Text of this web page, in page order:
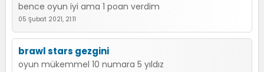
bence oyun iyi ama 1 poan verdim
05 Şubat 2021, 21:11
brawl stars gezgini
oyun mükemmel 10 numara 5 yıldız